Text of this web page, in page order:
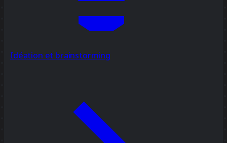
Idéation et brainstorming